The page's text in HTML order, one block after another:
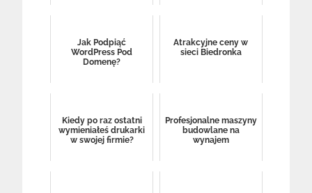
Jak Podpiąć
WordPress Pod
Domenę?
Atrakcyjne ceny w
sieci Biedronka
Kiedy po raz ostatni
wymieniałeś drukarki
w swojej firmie?
Profesjonalne maszyny
budowlane na
wynajem